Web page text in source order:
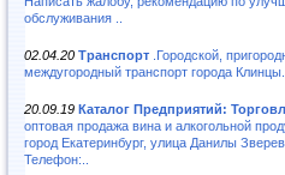
обслуживания ..
02.04.20 Транспорт .Городской,
междугородный транспорт города Клинцы..
20.09.19 Каталог Предприятий:
оптовая продажа вина и алкогольной
город Екатеринбург, улица Данилы
Телефон:..